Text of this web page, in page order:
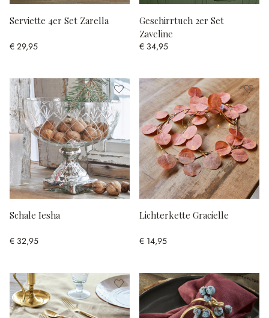
Serviette 4er Set Zarella
€ 29,95
Geschirrtuch 2er Set
Zaveline
€ 34,95
Schale Iesha
€ 32,95
Lichterkette Gracielle
€ 14,95